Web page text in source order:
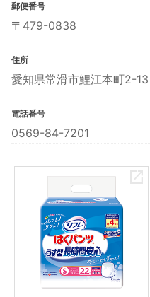
郵便番号
〒479-0838
住所
愛知県常滑市鯉江本町2-13
電話番号
0569-84-7201